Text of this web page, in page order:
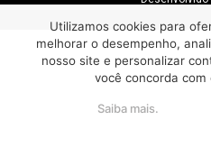
Utilizamos cookies para
melhorar o desempenho,
nosso site e personalizar
você concorda com
Saiba mais.